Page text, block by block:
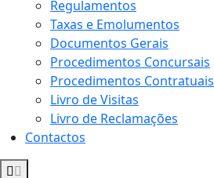
Regulamentos
Taxas e Emolumentos
Documentos Gerais
Procedimentos Concursais
Procedimentos Contratuais
Livro de Visitas
Livro de Reclamações
Contactos